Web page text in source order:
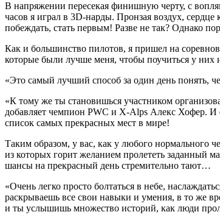
В напряжении пересекая финишную черту, с
часов я играл в 3D-нарды. Пронзая воздух,
побеждать, стать первым! Разве не так? Однако
Как и большинство пилотов, я пришел на
которые были лучше меня, чтобы поучиться у них
«Это самый лучший способ за один день понять,
«К тому же ты становишься участником
добавляет чемпион PWC и X-Alps Алекс Хофер. И
список самых прекрасных мест в мире!
Таким образом, у вас, как у любого нормального
из которых горит желанием пролететь заданный
шансы на прекрасный день стремительно тают…
«Очень легко просто болтаться в небе,
раскрываешь все свои навыки и умения, в то же
и ты услышишь множество историй, как люди